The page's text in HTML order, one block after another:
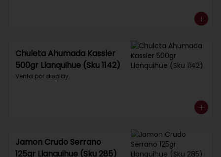
Chuleta Ahumada Kassler
500gr Llanquihue (Sku 1142)
Venta por display.
Jamon Crudo Serrano
125gr Llanquihue (Sku 285)